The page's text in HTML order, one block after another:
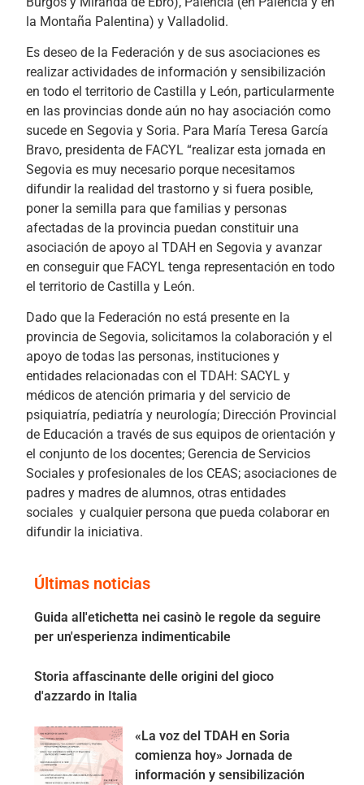
la Montaña Palentina) y Valladolid.
Es deseo de la Federación y de sus asociaciones es
realizar actividades de información y sensibilización
en todo el territorio de Castilla y León, particularmente
en las provincias donde aún no hay asociación como
sucede en Segovia y Soria. Para María Teresa García
Bravo, presidenta de FACYL “realizar esta jornada en
Segovia es muy necesario porque necesitamos
difundir la realidad del trastorno y si fuera posible,
poner la semilla para que familias y personas
afectadas de la provincia puedan constituir una
asociación de apoyo al TDAH en Segovia y avanzar
en conseguir que FACYL tenga representación en todo
el territorio de Castilla y León.
Dado que la Federación no está presente en la
provincia de Segovia, solicitamos la colaboración y el
apoyo de todas las personas, instituciones y
entidades relacionadas con el TDAH: SACYL y
médicos de atención primaria y del servicio de
psiquiatría, pediatría y neurología; Dirección Provincial
de Educación a través de sus equipos de orientación y
el conjunto de los docentes; Gerencia de Servicios
Sociales y profesionales de los CEAS; asociaciones de
padres y madres de alumnos, otras entidades
sociales y cualquier persona que pueda colaborar en
difundir la iniciativa.
Últimas noticias
Guida all'etichetta nei casinò le regole da seguire
per un'esperienza indimenticabile
Storia affascinante delle origini del gioco
d'azzardo in Italia
«La voz del TDAH en Soria
comienza hoy» Jornada de
información y sensibilización